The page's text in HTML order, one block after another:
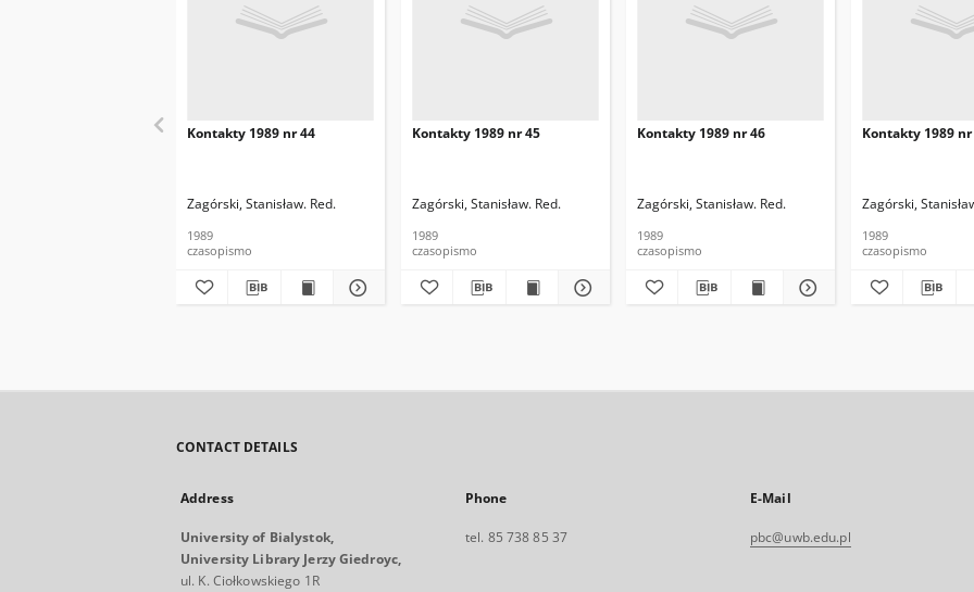
Kontakty 1989 nr 44
Zagórski, Stanisław. Red.
1989
czasopismo
Kontakty 1989 nr 45
Zagórski, Stanisław. Red.
1989
czasopismo
Kontakty 1989 nr 46
Zagórski, Stanisław. Red.
1989
czasopismo
Kontakty 1989 nr
Zagórski,
1989
czasopismo
CONTACT DETAILS
Address
University of Bialystok,
University Library Jerzy Giedroyc,
ul. K. Ciołkowskiego 1R
Phone
tel. 85 738 85 37
E-Mail
pbc@uwb.edu.pl